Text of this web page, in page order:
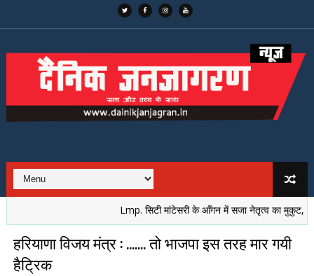
Lmp. सिटी मांटेसरी के आँगन में सजा नेतृत्व का मुकुट, नई
हरियाणा विजय मंत्र : ....... तो भाजपा इस तरह मार गयी
हैट्रिक